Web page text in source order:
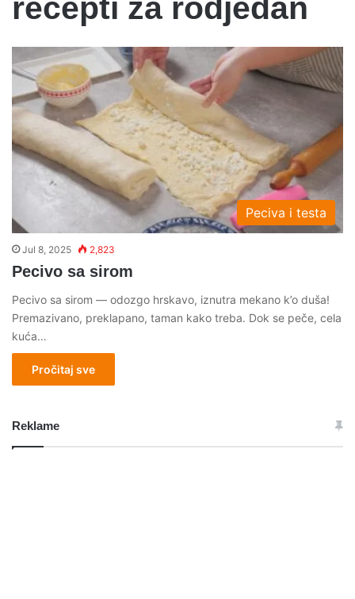
recepti za rodjedan
Peciva i testa
Jul 8, 2025 2,823
Pecivo sa sirom
Pecivo sa sirom — odozgo hrskavo, iznutra mekano k’o duša!
Premazivano, preklapano, taman kako treba. Dok se peče, cela
kuća…
Pročitaj sve
Reklame